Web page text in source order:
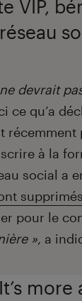
VIP,
devrait
ce qu’a
à la
social a
pour le
», a
It’s